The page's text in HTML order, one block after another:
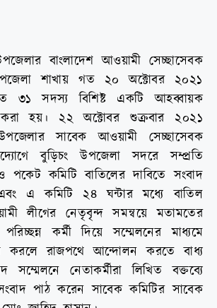
বাংলাদেশ আওয়ামী সেচ্ছাসেবক
শাখায় গত ২০ অক্টোবর ২০২১
৩১ সদস্য বিশিষ্ট একটি আহব্বায়ক
হয়। ২২ অক্টোবর শুক্রবার ২০২১
সাবেক আওয়ামী সেচ্ছাসেবক
বুড়িচং উপজেলা সদরে সম্প্রতি
কমিটি বাতিলের দাবিতে সংবাদ
এ কমিটি ২৪ ঘন্টার মধ্যে বাতিল
লীগের নেতৃবৃন্দ সমন্বয়ে মতামতের
কর্মী দিয়ে সম্মেলনের মাধ্যমে
করলে রাজপথে আন্দোলন করতে বাধ্য
নেতাকর্মীরা লিখিত বক্তব্যে
পাঠ করেন সাবেক কমিটির সাবেক